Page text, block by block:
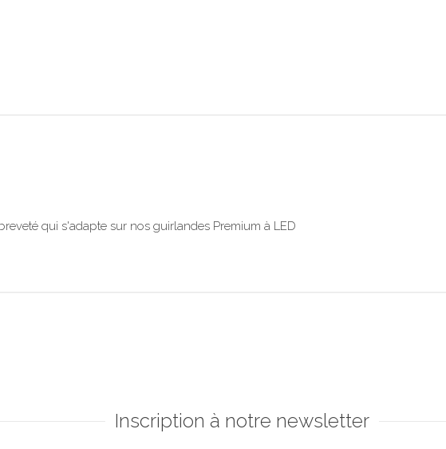
qui s'adapte sur nos guirlandes Premium à LED
Inscription à notre newsletter